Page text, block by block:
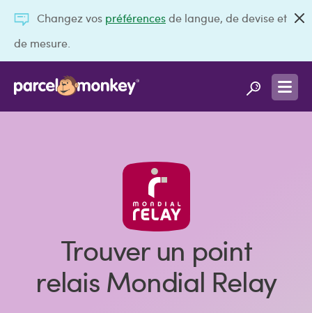
Changez vos préférencesde langue, de devise et
de mesure.
Trouver un point
relais Mondial Relay